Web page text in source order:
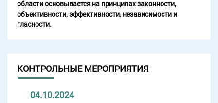
области основывается на принципах законности,
объективности, эффективности, независимости и
гласности.
КОНТРОЛЬНЫЕ МЕРОПРИЯТИЯ
04.10.2024